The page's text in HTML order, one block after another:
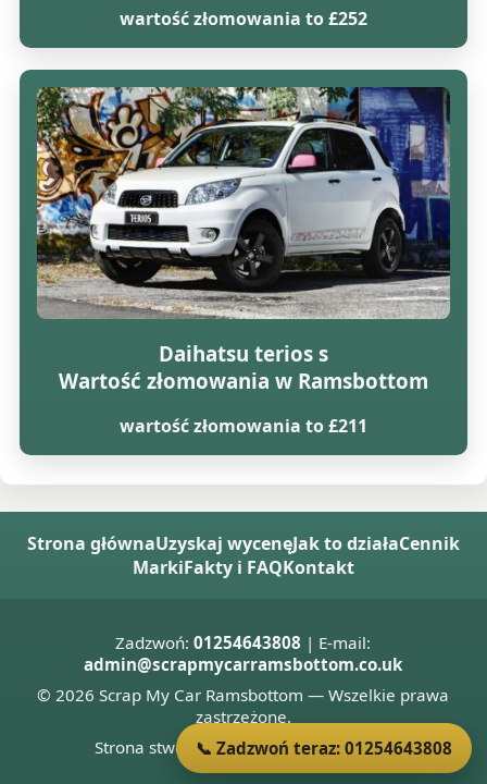
wartość złomowania to £252
Daihatsu terios s
Wartość złomowania w Ramsbottom
wartość złomowania to £211
Strona głównaUzyskaj wycenęJak to działaCennik
MarkiFakty i FAQKontakt
Zadzwoń:01254643808 | E-mail:
admin@scrapmycarramsbottom.co.uk
© 2026 Scrap My Car Ramsbottom — Wszelkie prawa
zastrzeżone.
Strona stworzona przezDonnie Welsh
📞 Zadzwoń teraz: 01254643808